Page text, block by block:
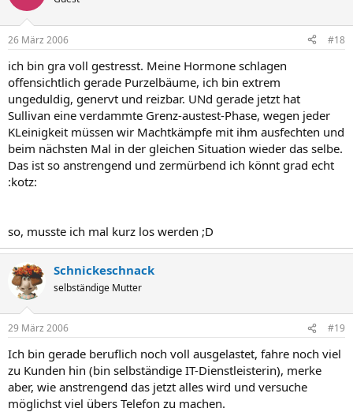
26 März 2006 #18
ich bin gra voll gestresst. Meine Hormone schlagen
offensichtlich gerade Purzelbäume, ich bin extrem
ungeduldig, genervt und reizbar. UNd gerade jetzt hat
Sullivan eine verdammte Grenz-austest-Phase, wegen jeder
KLeinigkeit müssen wir Machtkämpfe mit ihm ausfechten und
beim nächsten Mal in der gleichen Situation wieder das selbe.
Das ist so anstrengend und zermürbend ich könnt grad echt
:kotz:
so, musste ich mal kurz los werden ;D
Schnickeschnack
selbständige Mutter
29 März 2006 #19
Ich bin gerade beruflich noch voll ausgelastet, fahre noch viel
zu Kunden hin (bin selbständige IT-Dienstleisterin), merke
aber, wie anstrengend das jetzt alles wird und versuche
möglichst viel übers Telefon zu machen.